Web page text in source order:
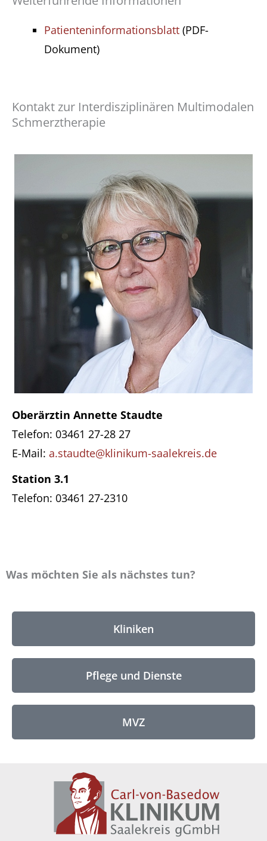
Patienteninformationsblatt (PDF-
Dokument)
Kontakt zur Interdisziplinären Multimodalen
Schmerztherapie
Oberärztin Annette Staudte
Telefon: 03461 27-28 27
E-Mail: a.staudte@klinikum-saalekreis.de
Station 3.1
Telefon: 03461 27-2310
Was möchten Sie als nächstes tun?
Kliniken
Pflege und Dienste
MVZ